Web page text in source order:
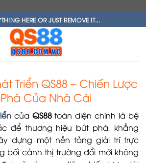
HERE OR JUST REMOVE IT...
Triển QS88 – Chiến Lược
Của Nhà Cái
của QS88toàn diện chính là bệ
để thương hiệu bứt phá, khẳng
dựng một nền tảng giải trí trực
bối cảnh thị trường đổi mới không